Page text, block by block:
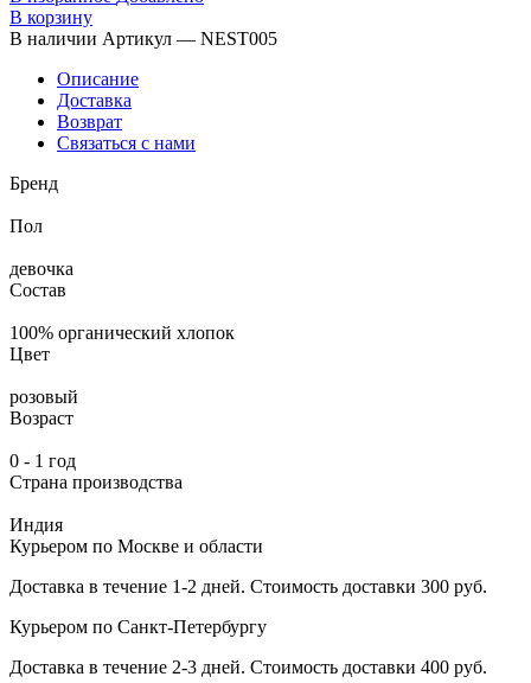
В корзину
В наличии Артикул — NEST005
Описание
Доставка
Возврат
Связаться с нами
Бренд
Пол
девочка
Состав
100% органический хлопок
Цвет
розовый
Возраст
0 - 1 год
Страна производства
Индия
Курьером по Москве и области
Доставка в течение 1-2 дней. Стоимость доставки 300 руб.
Курьером по Санкт-Петербургу
Доставка в течение 2-3 дней. Стоимость доставки 400 руб.